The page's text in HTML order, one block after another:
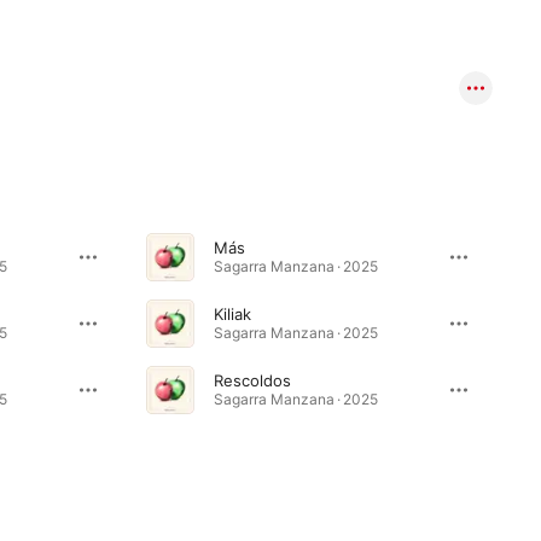
Más
Sagarra Manzana · 2025
Kiliak
Sagarra Manzana · 2025
Rescoldos
Sagarra Manzana · 2025